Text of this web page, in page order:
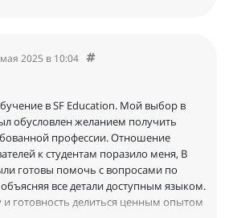
2025 в 10:04
в SF Education. Мой выбор в
обусловлен желанием получить
профессии. Отношение
к студентам поразило меня, В
готовы помочь с вопросами по
все детали доступным языком.
и готовность делиться ценным опытом